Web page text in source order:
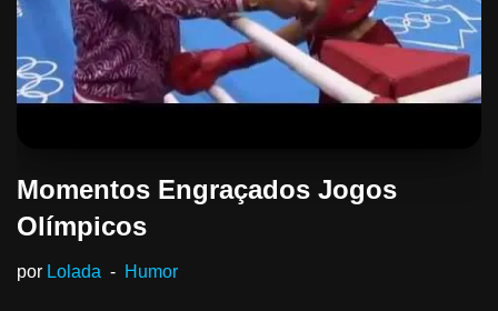
Momentos Engraçados Jogos
Olímpicos
por Lolada Humor